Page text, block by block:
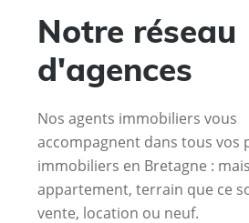
Notre réseau
d'agences
Nos agents immobiliers vous
accompagnent dans tous vos
immobiliers en Bretagne :
appartement, terrain que ce
vente, location ou neuf.